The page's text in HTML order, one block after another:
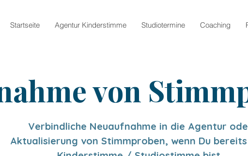
Startseite Agentur Kinderstimme Studiotermine Coaching
von
Verbindliche Neuaufnahme in die Agentur
Aktualisierung von Stimmproben, wenn Du